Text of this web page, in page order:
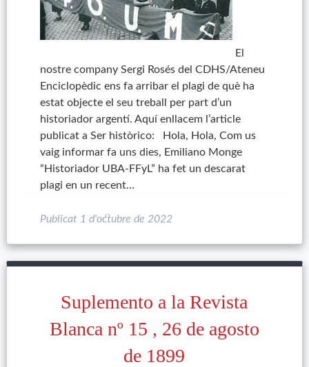
El
nostre company Sergi Rosés del CDHS/Ateneu
Enciclopèdic ens fa arribar el plagi de què ha
estat objecte el seu treball per part d’un
historiador argentí. Aquí enllacem l’article
publicat a Ser històrico: Hola, Hola, Com us
vaig informar fa uns dies, Emiliano Monge
“Historiador UBA-FFyL” ha fet un descarat
plagi en un recent…
Publicat 1 d'octubre de 2022
Suplemento a la Revista
Blanca nº 15 , 26 de agosto
de 1899